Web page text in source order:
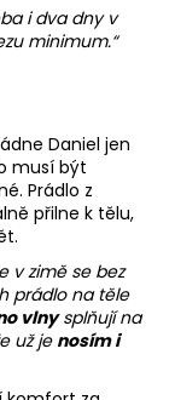
i dva dny v
minimum.“
Daniel jen
musí být
Prádlo z
přilne k tělu,
v zimě se bez
prádlo na těle
vlnysplňují na
už je nosím i